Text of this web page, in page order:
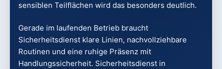
sensiblen Teilflächen wird das besonders deutlich.
Gerade im laufenden Betrieb braucht
Sicherheitsdienst klare Linien, nachvollziehbare
Routinen und eine ruhige Präsenz mit
Handlungssicherheit. Sicherheitsdienst in